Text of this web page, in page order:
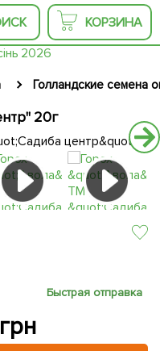
КОРЗИНА
Голландские семена
20г
Быстрая отправка
грн